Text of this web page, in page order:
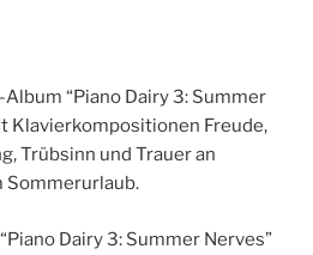
“Piano Dairy 3: Summer
Klavierkompositionen Freude,
Trübsinn und Trauer an
Sommerurlaub.
Dairy 3: Summer Nerves”